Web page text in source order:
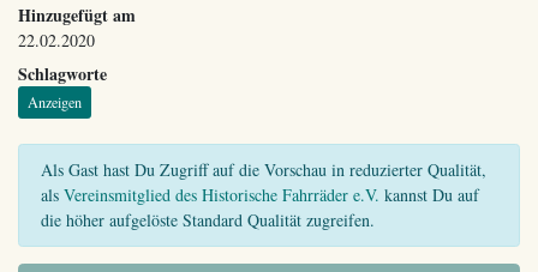
Hinzugefügt am
22.02.2020
Schlagworte
Anzeigen
Als Gast hast Du Zugriff auf die Vorschau in reduzierter Qualität,
als Vereinsmitglied des Historische Fahrräder e.V. kannst Du auf
die höher aufgelöste Standard Qualität zugreifen.